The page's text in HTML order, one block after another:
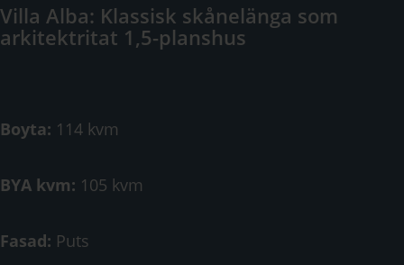
Villa Alba: Klassisk skånelänga som
arkitektritat 1,5-planshus
Boyta: 114 kvm
BYA kvm: 105 kvm
Fasad: Puts